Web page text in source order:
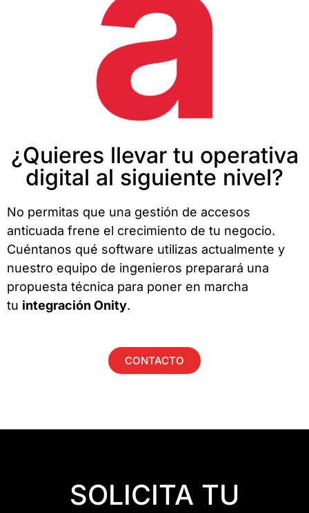
¿Quieres llevar tu operativa
digital al siguiente nivel?
No permitas que una gestión de accesos
anticuada frene el crecimiento de tu negocio.
Cuéntanos qué software utilizas actualmente y
nuestro equipo de ingenieros preparará una
propuesta técnica para poner en marcha
tu integración Onity.
CONTACTO
SOLICITA TU